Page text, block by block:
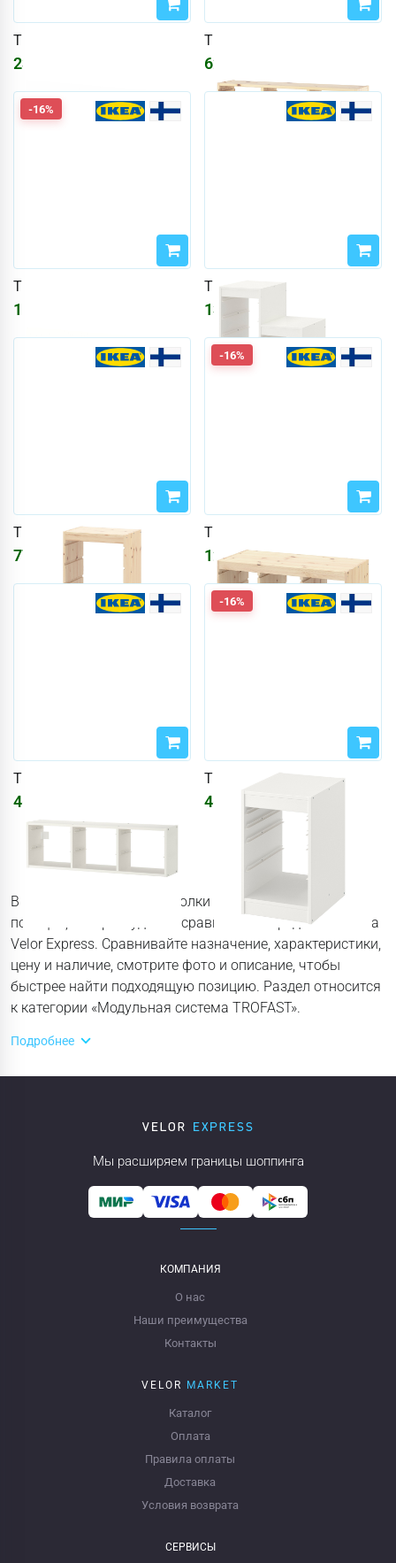
TROFAST
2335
TROFAST
6231
-16%
TROFAST
1556
TROFAST
13868 ₽
TROFAST
7789 ₽
-16%
TROFAST
12310₽14692₽
TROFAST
4673
-16%
TROFAST
4673
В категории «Каркасы и полки TROFAST» собраны
позиции, которые удобно сравнивать перед заказом на
Velor Express. Сравнивайте назначение, характеристики,
цену и наличие, смотрите фото и описание, чтобы
быстрее найти подходящую позицию. Раздел относится
к категории «Модульная система TROFAST».
Подробнее
Мы расширяем границы шоппинга
КОМПАНИЯ
О нас
Наши преимущества
Контакты
VELOR MARKET
Каталог
Оплата
Правила оплаты
Доставка
Условия возврата
СЕРВИСЫ